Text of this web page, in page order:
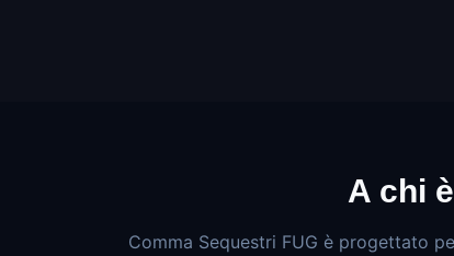
A chi
Comma Sequestri FUG è progettato